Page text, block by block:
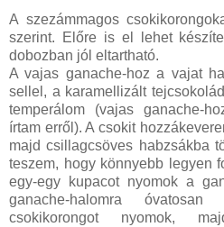
A szezámmagos
szerint. Előre is el lehet
dobozban jól eltartható.
A vajas ganache-hoz a vajat
sellel, a karamellizált
temperálom (vajas ganache-
írtam erről). A csokit
majd csillagcsöves habzsákba
teszem, hogy könnyebb legyen
egy-egy kupacot nyomok a
ganache-halomra
csokikorongot nyomok,